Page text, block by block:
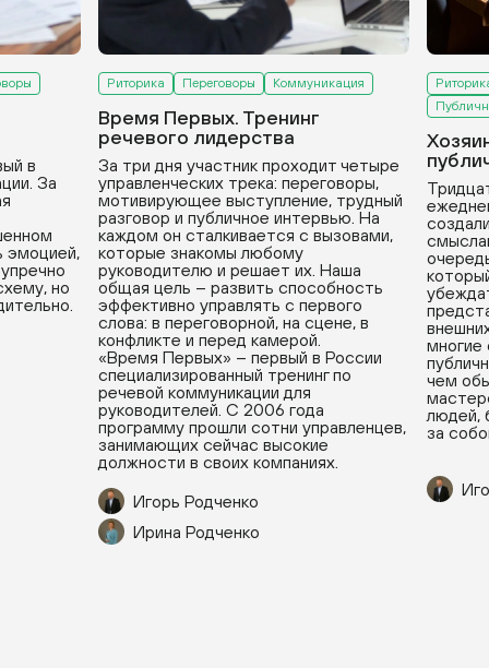
в
За
эмоцией,
но
Риторика Переговоры Коммуникация
Время Первых. Тренинг
речевого лидерства
За три дня участник проходит четыре
управленческих трека: переговоры,
мотивирующее выступление, трудный
разговор и публичное интервью. На
каждом он сталкивается с вызовами,
которые знакомы любому
руководителю и решает их. Наша
общая цель – развить способность
эффективно управлять с первого
слова: в переговорной, на сцене, в
конфликте и перед камерой.
«Время Первых» – первый в России
специализированный тренинг по
речевой коммуникации для
руководителей. С 2006 года
программу прошли сотни управленцев,
занимающих сейчас высокие
должности в своих компаниях.
Игорь Родченко
Ирина Родченко
многие
чем
людей,
за